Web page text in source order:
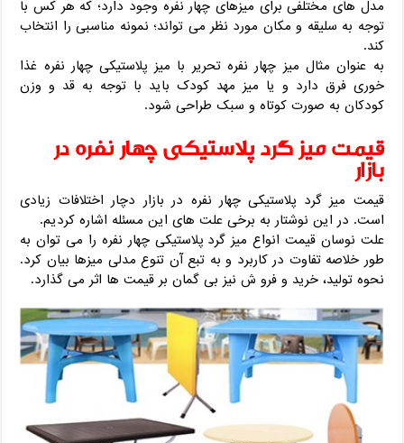
مدل های مختلفی برای میزهای چهار نفره وجود دارد؛ که هر کس با
توجه به سلیقه و مکان مورد نظر می تواند؛ نمونه مناسبی را انتخاب
کند.
به عنوان مثال میز چهار نفره تحریر با میز پلاستیکی چهار نفره غذا
خوری فرق دارد و یا میز مهد کودک باید با توجه به قد و وزن
کودکان به صورت کوتاه و سبک طراحی شود.
قیمت میز گرد پلاستیکی چهار نفره در
بازار
قیمت میز گرد پلاستیکی چهار نفره در بازار دچار اختلافات زیادی
است. در این نوشتار به برخی علت های این مسئله اشاره کردیم.
علت نوسان قیمت انواع میز گرد پلاستیکی چهار نفره را می توان به
طور خلاصه تفاوت در کاربرد و به تبع آن تنوع مدلی میزها بیان کرد.
نحوه تولید، خرید و فرو ش نیز بی گمان بر قیمت ها اثر می گذارد.